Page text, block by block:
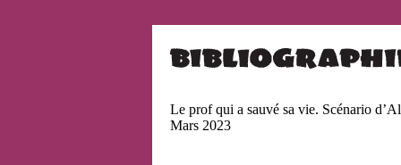
Le prof qui a sauvé sa vie. Scénario
Mars 2023